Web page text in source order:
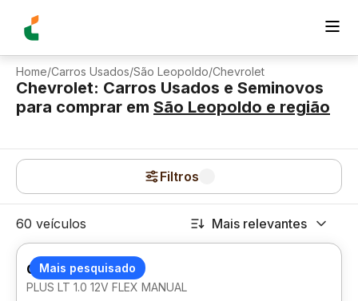
Home/Carros Usados/São Leopoldo/Chevrolet
Chevrolet: Carros Usados e Seminovos
para comprar em São Leopoldo e região
Filtros
60 veículos Mais relevantes
Mais pesquisado
CHEVROLET ONIX
PLUS LT 1.0 12V FLEX MANUAL